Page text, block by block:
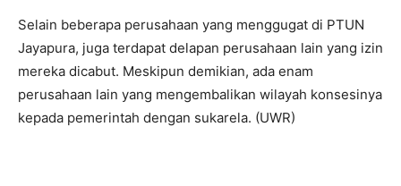
Selain beberapa perusahaan yang menggugat di PTUN
Jayapura, juga terdapat delapan perusahaan lain yang izin
mereka dicabut. Meskipun demikian, ada enam
perusahaan lain yang mengembalikan wilayah konsesinya
kepada pemerintah dengan sukarela. (UWR)